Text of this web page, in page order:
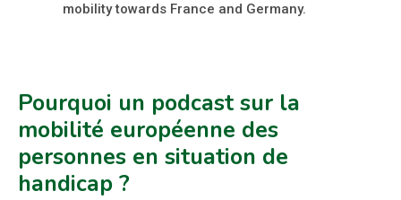
mobility towards France and Germany.
Pourquoi un podcast sur la
mobilité européenne des
personnes en situation de
handicap ?